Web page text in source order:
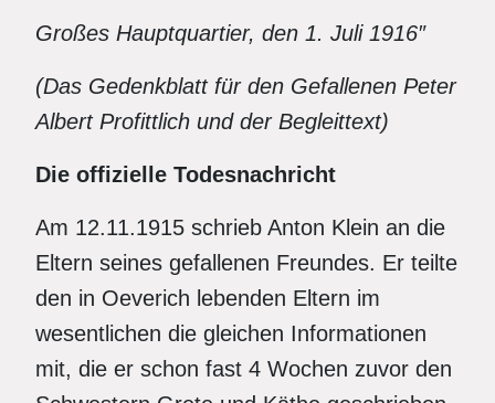
Großes Hauptquartier, den 1. Juli 1916″
(Das Gedenkblatt für den Gefallenen Peter
Albert Profittlich und der Begleittext)
Die offizielle Todesnachricht
Am 12.11.1915 schrieb Anton Klein an die
Eltern seines gefallenen Freundes. Er teilte
den in Oeverich lebenden Eltern im
wesentlichen die gleichen Informationen
mit, die er schon fast 4 Wochen zuvor den